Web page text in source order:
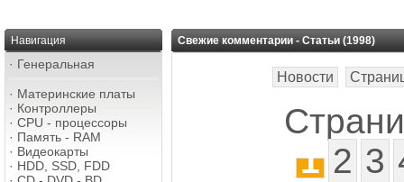
Навигация
· Генеральная
· Материнские платы
· Контроллеры
· CPU - процессоры
· Память - RAM
· Видеокарты
· HDD, SSD, FDD
Свежие комментарии - Статьи (1998)
Новости
1 2 3